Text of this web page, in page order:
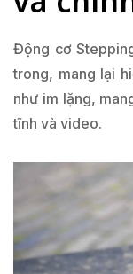
Động cơ
trong, mang lại
như im lặng,
tĩnh và video.